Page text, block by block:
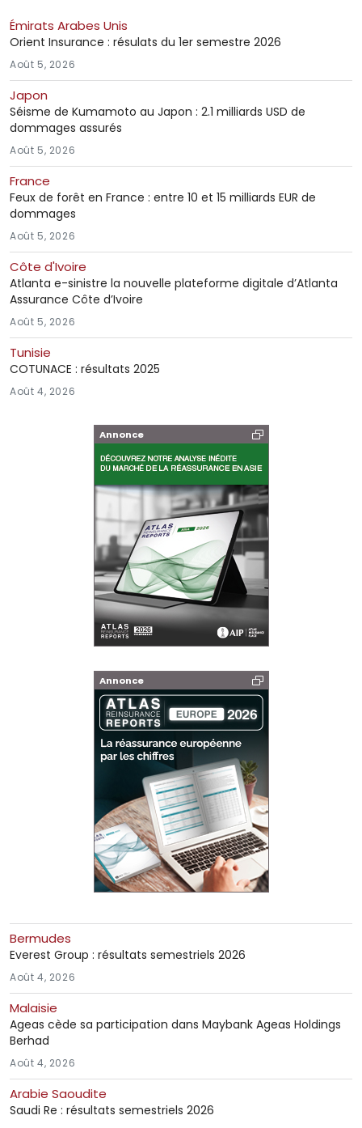
Émirats Arabes Unis
Orient Insurance : résulats du 1er semestre 2026
Août 5, 2026
Japon
Séisme de Kumamoto au Japon : 2.1 milliards USD de
dommages assurés
Août 5, 2026
France
Feux de forêt en France : entre 10 et 15 milliards EUR de
dommages
Août 5, 2026
Côte d'Ivoire
Atlanta e-sinistre la nouvelle plateforme digitale d’Atlanta
Assurance Côte d’Ivoire
Août 5, 2026
Tunisie
COTUNACE : résultats 2025
Août 4, 2026
Annonce
Annonce
Bermudes
Everest Group : résultats semestriels 2026
Août 4, 2026
Malaisie
Ageas cède sa participation dans Maybank Ageas Holdings
Berhad
Août 4, 2026
Arabie Saoudite
Saudi Re : résultats semestriels 2026